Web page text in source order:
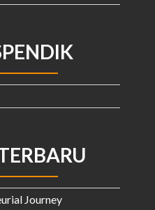
Journey